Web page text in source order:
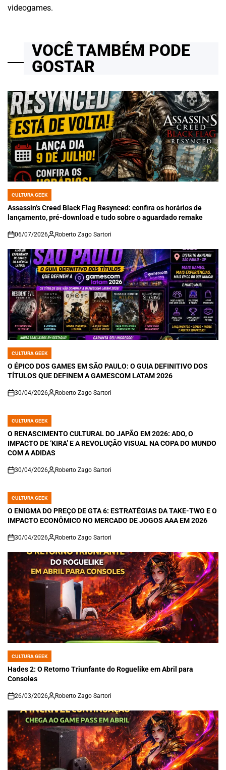
videogames.
VOCÊ TAMBÉM PODE
GOSTAR
POSTED
IN
CULTURA GEEK
Assassin’s Creed Black Flag Resynced: confira os horários de
lançamento, pré-download e tudo sobre o aguardado remake
on
06/07/2026 Roberto Zago Sartori
POSTED
IN
CULTURA GEEK
O ÉPICO DOS GAMES EM SÃO PAULO: O GUIA DEFINITIVO DOS
TÍTULOS QUE DEFINEM A GAMESCOM LATAM 2026
on
30/04/2026 Roberto Zago Sartori
POSTED
IN
CULTURA GEEK
O RENASCIMENTO CULTURAL DO JAPÃO EM 2026: ADO, O
IMPACTO DE ‘KIRA’ E A REVOLUÇÃO VISUAL NA COPA DO MUNDO
COM A ADIDAS
on
30/04/2026 Roberto Zago Sartori
POSTED
IN
CULTURA GEEK
O ENIGMA DO PREÇO DE GTA 6: ESTRATÉGIAS DA TAKE-TWO E O
IMPACTO ECONÔMICO NO MERCADO DE JOGOS AAA EM 2026
on
30/04/2026 Roberto Zago Sartori
POSTED
IN
CULTURA GEEK
Hades 2: O Retorno Triunfante do Roguelike em Abril para
Consoles
on
26/03/2026 Roberto Zago Sartori